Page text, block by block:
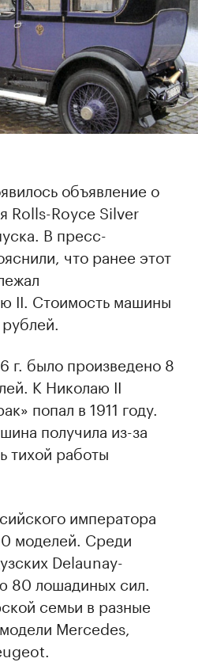
объявление о
Rolls-Royce Silver
В пресс-
что ранее этот
II. Стоимость машины
г. было произведено 8
К Николаю II
попал в 1911 году.
получила из-за
тихой работы
императора
моделей. Среди
Delaunay-
80 лошадиных сил.
семьи в разные
Меrсеdes,